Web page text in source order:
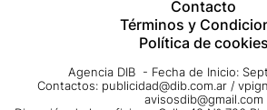
Contacto
Términos y
Política de cookies
Agencia DIB - Fecha de Inicio:
Contactos: publicidad@dib.com.ar /
avisosdib@gmail.com